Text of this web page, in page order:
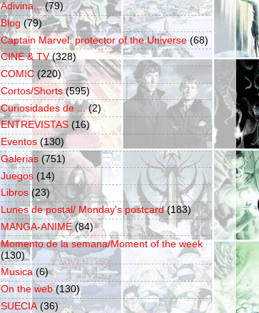
Adivina... (79)
Blog (79)
Captain Marvel: protector of the Universe (68)
CINE & TV (328)
COMIC (220)
Cortos/Shorts (595)
Curiosidades de ... (2)
ENTREVISTAS (16)
Eventos (130)
Galerias (751)
Juegos (14)
Libros (23)
Lunes de postal/ Monday's postcard (183)
MANGA-ANIME (84)
Momento de la semana/Moment of the week
(130)
Musica (6)
On the web (130)
SUECIA (36)